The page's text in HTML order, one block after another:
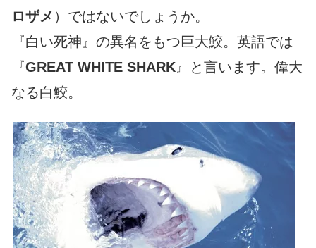
ロザメ ）ではないでしょうか。
『白い死神』の異名をもつ巨大鮫。英語では
『GREAT WHITE SHARK 』と言います。偉大
なる白鮫。